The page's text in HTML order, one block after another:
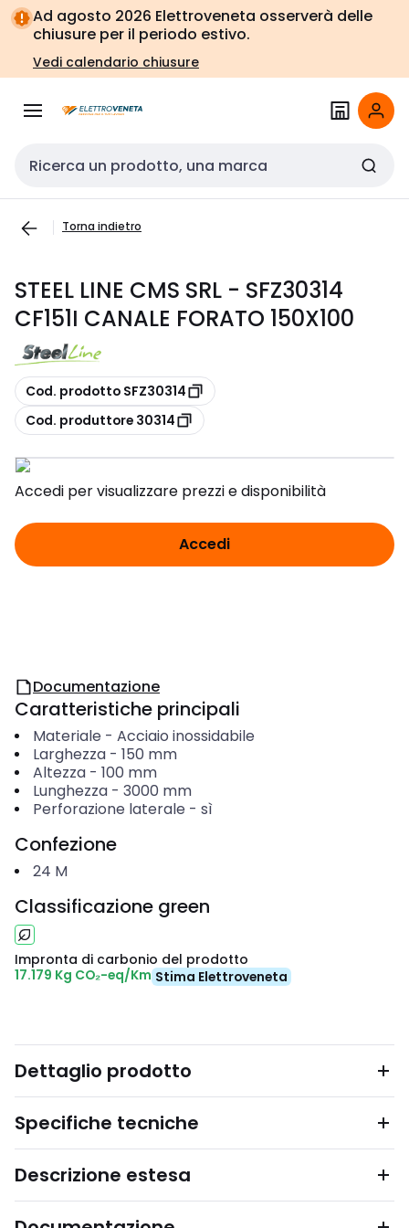
Vai alla
navigazione
Vai
alla
pagina
Ad agosto 2026 Elettroveneta osserverà delle
chiusure per il periodo estivo.
Vedi calendario chiusure
Cerca input
Torna indietro
STEEL LINE CMS SRL - SFZ30314
CF151I CANALE FORATO 150X100
copia
Cod. prodotto SFZ30314
copia
Cod. produttore 30314
Accedi per visualizzare prezzi e disponibilità
Accedi
Documentazione
Caratteristiche principali
Materiale - Acciaio inossidabile
Larghezza- 150 mm
Altezza- 100 mm
Lunghezza- 3000 mm
Perforazione laterale - sì
Confezione
24 M
Classificazione green
Impronta di carbonio del prodotto
17.179 Kg CO₂-eq/Km Stima Elettroveneta
Dettaglio prodotto
Specifiche tecniche
Descrizione estesa